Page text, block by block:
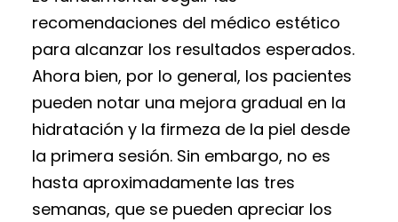
recomendaciones del médico estético
para alcanzar los resultados esperados.
Ahora bien, por lo general, los pacientes
pueden notar una mejora gradual en la
hidratación y la firmeza de la piel desde
la primera sesión. Sin embargo, no es
hasta aproximadamente las tres
semanas, que se pueden apreciar los